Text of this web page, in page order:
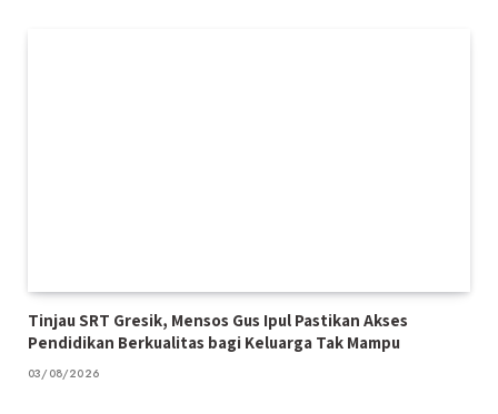
Tinjau SRT Gresik, Mensos Gus Ipul Pastikan Akses
Pendidikan Berkualitas bagi Keluarga Tak Mampu
03/08/2026